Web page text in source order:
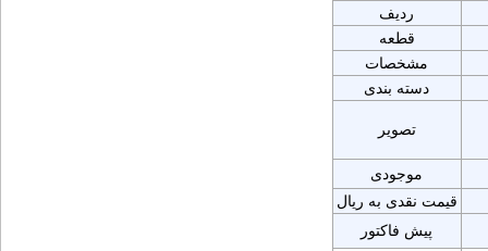
ردیف
قطعه
مشخصات
دسته بندی
تصویر
موجودی
قیمت نقدی به ریال
پیش فاکتور